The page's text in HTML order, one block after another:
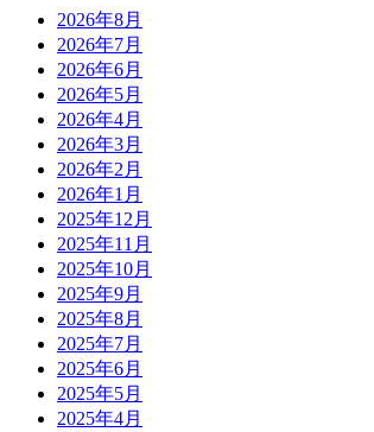
2026年8月
2026年7月
2026年6月
2026年5月
2026年4月
2026年3月
2026年2月
2026年1月
2025年12月
2025年11月
2025年10月
2025年9月
2025年8月
2025年7月
2025年6月
2025年5月
2025年4月